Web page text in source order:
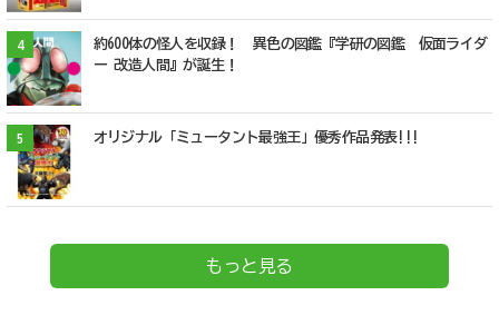
4
約600体の怪人を収録！ 異色の図鑑『学研の図鑑 仮面ライダ
ー 改造人間』が誕生！
5 オリジナル「ミュータント最強王」優秀作品発表!!!
もっと見る